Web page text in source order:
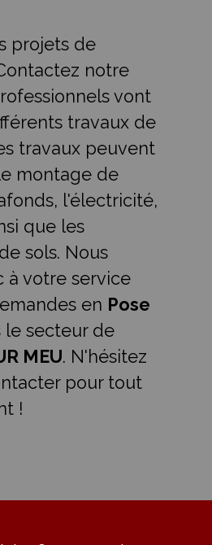
projets de
notre
vont
travaux de
travaux peuvent
montage de
l'électricité,
que les
sols. Nous
à votre service
en Pose
le secteur de
MEU. N'hésitez
pour tout
!